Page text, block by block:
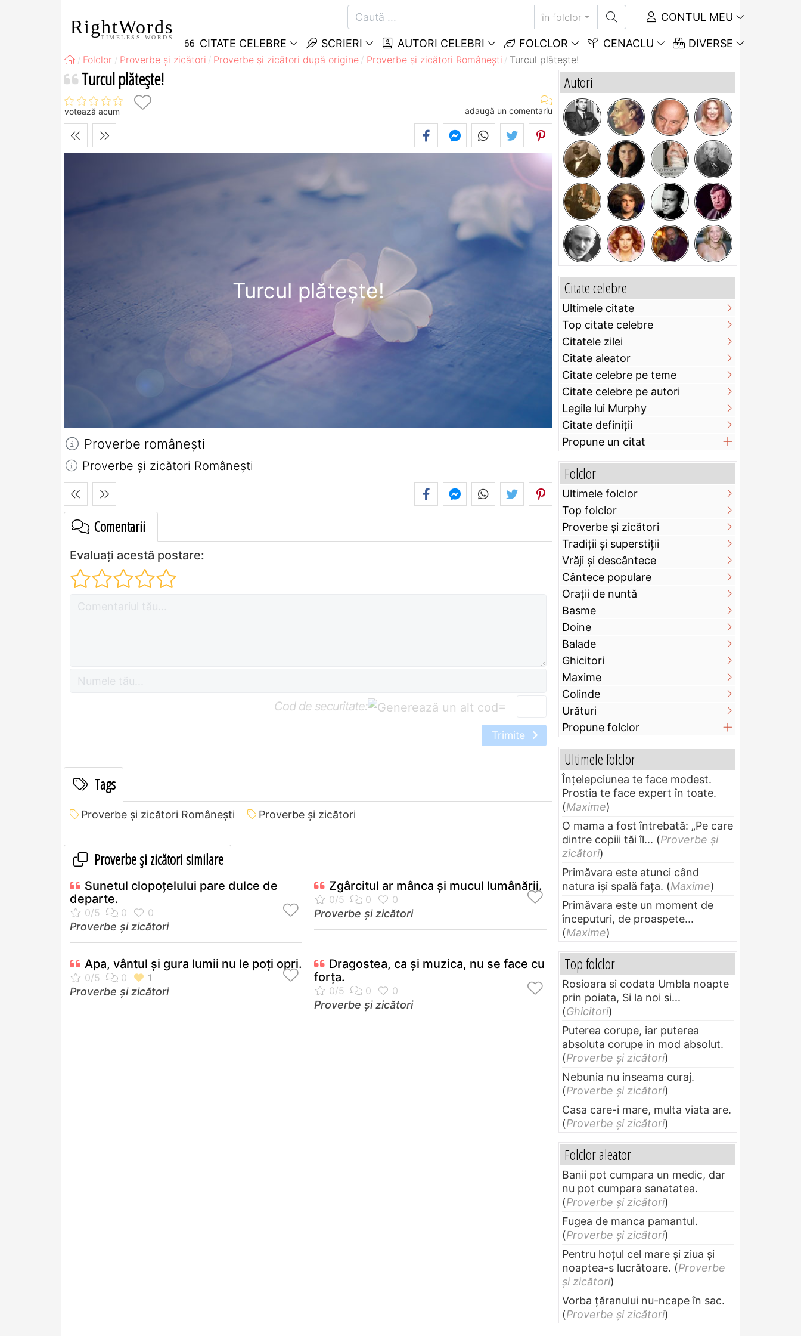
RightWords
TIMELESS WORDS
în folclor CONTUL MEU
CITATE CELEBRE SCRIERI AUTORI CELEBRI FOLCLOR CENACLU DIVERSE
Folclor Proverbe și zicători Proverbe și zicători după origine Proverbe și zicători Româneşti Turcul plăteşte!
Turcul plăteşte!
votează acum adaugă un comentariu
Turcul plăteşte!
Proverbe româneşti
Proverbe și zicători Româneşti
Comentarii
Evaluați acestă postare:
Cod de securitate: =
Trimite
Tags
Proverbe și zicători Româneşti Proverbe și zicători
Proverbe și zicători similare
Sunetul clopoţelului pare dulce de
departe.
Proverbe și zicători
Zgârcitul ar mânca şi mucul lumânării.
Proverbe și zicători
Apa, vântul şi gura lumii nu le poţi opri.
Proverbe și zicători
Dragostea, ca şi muzica, nu se face cu
forţa.
Proverbe și zicători
Autori
Citate celebre
Ultimele citate
Top citate celebre
Citatele zilei
Citate aleator
Citate celebre pe teme
Citate celebre pe autori
Legile lui Murphy
Citate definiţii
Propune un citat
Folclor
Ultimele folclor
Top folclor
Proverbe și zicători
Tradiții și superstiții
Vrăji și descântece
Cântece populare
Orații de nuntă
Basme
Doine
Balade
Ghicitori
Maxime
Colinde
Urături
Propune folclor
Ultimele folclor
Înțelepciunea te face modest.
Prostia te face expert în toate.
(Maxime)
O mama a fost întrebată: „Pe care
dintre copiii tăi îl... (Proverbe și
zicători)
Primăvara este atunci când
natura își spală fața. (Maxime)
Primăvara este un moment de
începuturi, de proaspete...
(Maxime)
Top folclor
Rosioara si codata Umbla noapte
prin poiata, Si la noi si...
(Ghicitori)
Puterea corupe, iar puterea
absoluta corupe in mod absolut.
(Proverbe și zicători)
Nebunia nu inseama curaj.
(Proverbe și zicători)
Casa care-i mare, multa viata are.
(Proverbe și zicători)
Folclor aleator
Banii pot cumpara un medic, dar
nu pot cumpara sanatatea.
(Proverbe și zicători)
Fugea de manca pamantul.
(Proverbe și zicători)
Pentru hoţul cel mare şi ziua şi
noaptea-s lucrătoare. (Proverbe
și zicători)
Vorba ţăranului nu-ncape în sac.
(Proverbe și zicători)